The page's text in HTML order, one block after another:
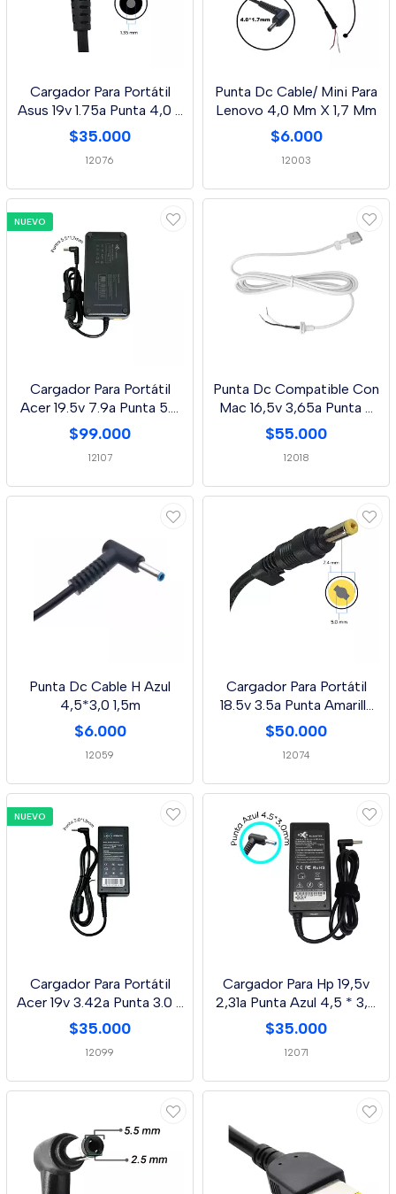
Cargador Para Portátil
Asus 19v 1.75a Punta 4,0 *
1,35 Mm
$35.000
12076
Punta Dc Cable/ Mini Para
Lenovo 4,0 Mm X 1,7 Mm
$6.000
12003
NUEVO
Cargador Para Portátil
Acer 19.5v 7.9a Punta 5.5
* 1.7 Mm
$99.000
12107
Punta Dc Compatible Con
Mac 16,5v 3,65a Punta T
60w Exa
$55.000
12018
Punta Dc Cable H Azul
4,5*3,0 1,5m
$6.000
12059
Cargador Para Portátil
18.5v 3.5a Punta Amarilla
4,8 * 1,7 Mm
$50.000
12074
NUEVO
Cargador Para Portátil
Acer 19v 3.42a Punta 3.0 *
1.0 Mm
$35.000
12099
Cargador Para Hp 19,5v
2,31a Punta Azul 4,5 * 3,0
Mm
$35.000
12071